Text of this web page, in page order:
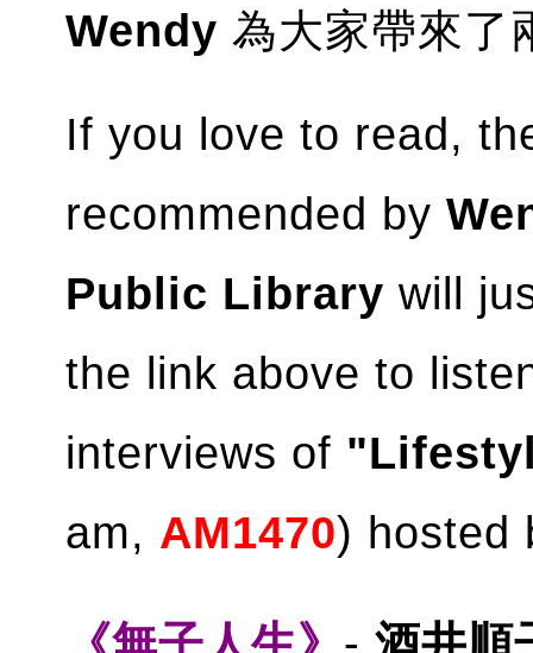
Wendy 為大家帶來
If you love to read,
recommended by
Public Library will
the link above to
interviews of
am, AM1470) hosted